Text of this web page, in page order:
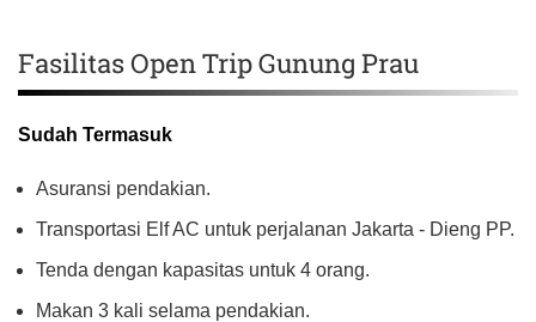
Fasilitas Open Trip Gunung Prau
Sudah Termasuk
Asuransi pendakian.
Transportasi Elf AC untuk perjalanan Jakarta - Dieng PP.
Tenda dengan kapasitas untuk 4 orang.
Makan 3 kali selama pendakian.